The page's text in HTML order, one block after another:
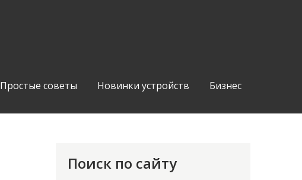
Простые советы Новинки устройств Бизнес
Поиск по сайту